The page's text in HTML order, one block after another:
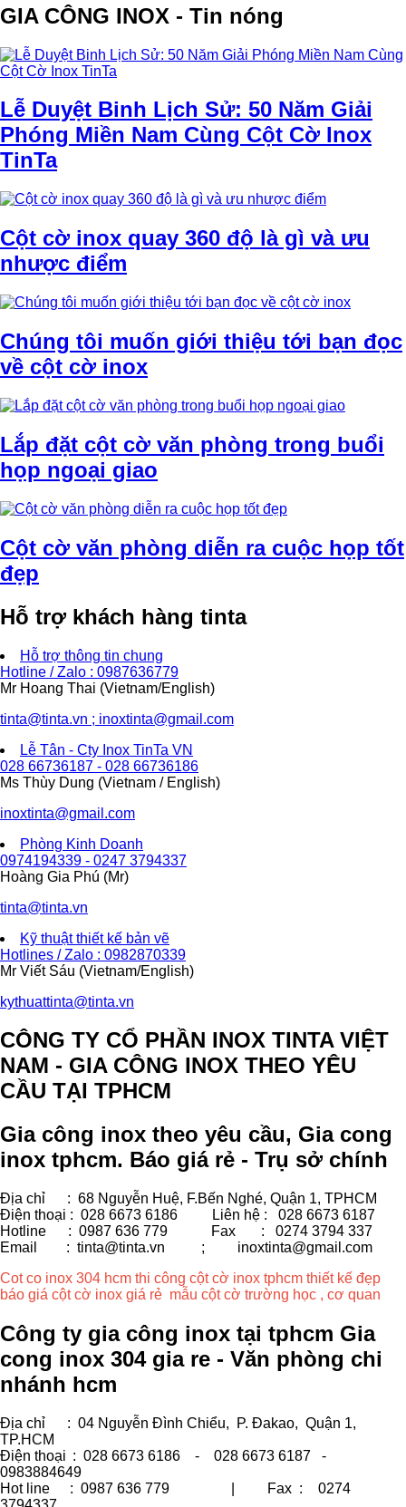
GIA CÔNG INOX - Tin nóng
Lễ Duyệt Binh Lịch Sử: 50 Năm Giải
Phóng Miền Nam Cùng Cột Cờ Inox
TinTa
Cột cờ inox quay 360 độ là gì và ưu
nhược điểm
Chúng tôi muốn giới thiệu tới bạn đọc
về cột cờ inox
Lắp đặt cột cờ văn phòng trong buổi
họp ngoại giao
Cột cờ văn phòng diễn ra cuộc họp tốt
đẹp
Hỗ trợ khách hàng tinta
Hỗ trợ thông tin chung
Hotline / Zalo : 0987636779
Mr Hoang Thai (Vietnam/English)
tinta@tinta.vn ; inoxtinta@gmail.com
Lễ Tân - Cty Inox TinTa VN
028 66736187 - 028 66736186
Ms Thùy Dung (Vietnam / English)
inoxtinta@gmail.com
Phòng Kinh Doanh
0974194339 - 0247 3794337
Hoàng Gia Phú (Mr)
tinta@tinta.vn
Kỹ thuật thiết kế bản vẽ
Hotlines / Zalo : 0982870339
Mr Viết Sáu (Vietnam/English)
kythuattinta@tinta.vn
CÔNG TY CỔ PHẦN INOX TINTA VIỆT
NAM - GIA CÔNG INOX THEO YÊU
CẦU TẠI TPHCM
Gia công inox theo yêu cầu, Gia cong
inox tphcm. Báo giá rẻ - Trụ sở chính
Địa chỉ : 68 Nguyễn Huệ, F.Bến Nghé, Quận 1, TPHCM
Điện thoại : 028 6673 6186
Liên hệ : 028 6673 6187
Hotline : 0987 636 779 Fax
: 0274 3794 337
Email : tinta@tinta.vn ;
inoxtinta@gmail.com
Cot co inox 304 hcm thi công cột cờ inox tphcm thiết kế đẹp
báo giá cột cờ inox giá rẻ mẫu cột cờ trường học , cơ quan
Công ty gia công inox tại tphcm Gia
cong inox 304 gia re - Văn phòng chi
nhánh hcm
Địa chỉ
: 04 Nguyễn Đình Chiểu, P. Đakao, Quận 1,
TP.HCM
Điện thoại : 028 6673 6186 - 028 6673 6187 -
0983884649
Hot line
: 0987 636 779 | Fax :
0274